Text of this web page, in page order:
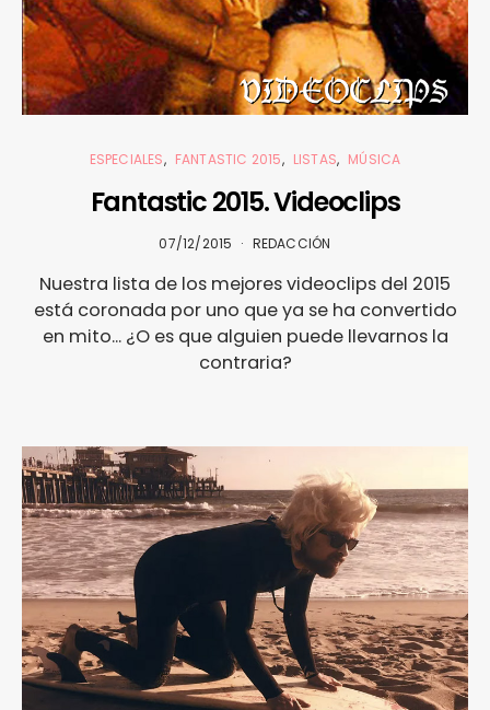
ESPECIALES FANTASTIC 2015 LISTAS MÚSICA
Fantastic 2015. Videoclips
07/12/2015 REDACCIÓN
Nuestra lista de los mejores videoclips del 2015
está coronada por uno que ya se ha convertido
en mito... ¿O es que alguien puede llevarnos la
contraria?